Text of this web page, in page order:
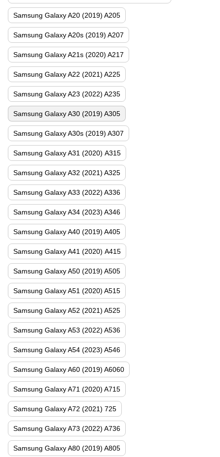
Samsung Galaxy A20 (2019) A205
Samsung Galaxy A20s (2019) A207
Samsung Galaxy A21s (2020) A217
Samsung Galaxy A22 (2021) A225
Samsung Galaxy A23 (2022) A235
Samsung Galaxy A30 (2019) A305
Samsung Galaxy A30s (2019) A307
Samsung Galaxy A31 (2020) А315
Samsung Galaxy A32 (2021) A325
Samsung Galaxy A33 (2022) A336
Samsung Galaxy A34 (2023) A346
Samsung Galaxy A40 (2019) A405
Samsung Galaxy A41 (2020) А415
Samsung Galaxy A50 (2019) A505
Samsung Galaxy A51 (2020) A515
Samsung Galaxy A52 (2021) A525
Samsung Galaxy A53 (2022) A536
Samsung Galaxy A54 (2023) A546
Samsung Galaxy A60 (2019) A6060
Samsung Galaxy A71 (2020) A715
Samsung Galaxy A72 (2021) 725
Samsung Galaxy A73 (2022) A736
Samsung Galaxy A80 (2019) A805